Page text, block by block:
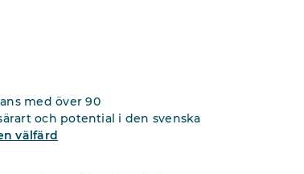
med över 90
och potential i den svenska
välfärd